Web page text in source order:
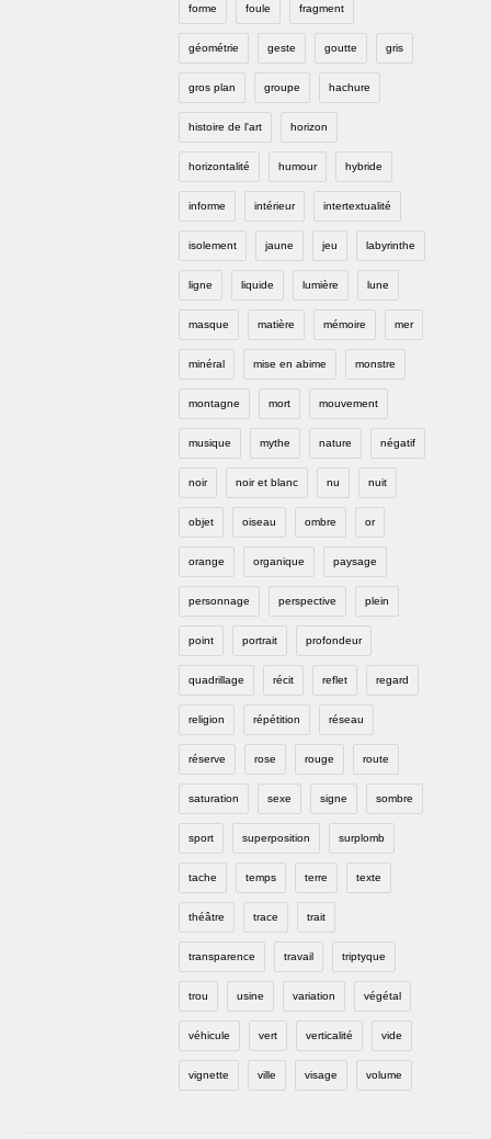
forme foule fragment
géométrie geste goutte gris
gros plan groupe hachure
histoire de l'art horizon
horizontalité humour hybride
informe intérieur intertextualité
isolement jaune jeu labyrinthe
ligne liquide lumière lune
masque matière mémoire mer
minéral mise en abime monstre
montagne mort mouvement
musique mythe nature négatif
noir noir et blanc nu nuit
objet oiseau ombre or
orange organique paysage
personnage perspective plein
point portrait profondeur
quadrillage récit reflet regard
religion répétition réseau
réserve rose rouge route
saturation sexe signe sombre
sport superposition surplomb
tache temps terre texte
théâtre trace trait
transparence travail triptyque
trou usine variation végétal
véhicule vert verticalité vide
vignette ville visage volume